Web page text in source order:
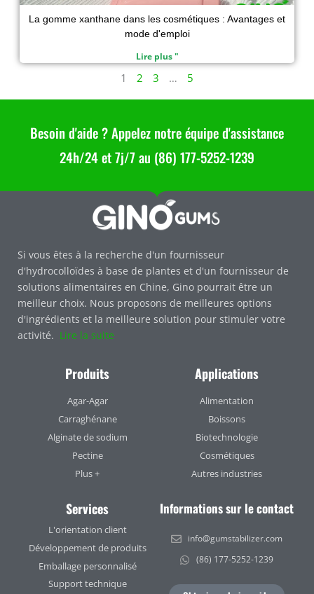
La gomme xanthane dans les cosmétiques : Avantages et
mode d'emploi
Lire plus "
1 2 3 … 5
Besoin d'aide ? Appelez notre équipe d'assistance
24h/24 et 7j/7 au (86) 177-5252-1239
Si vous êtes à la recherche d'un fournisseur
d'hydrocolloïdes à base de plantes et d'un fournisseur de
solutions alimentaires en Chine, Gino pourrait être un
meilleur choix. Nous proposons de meilleures options
d'ingrédients et la meilleure solution pour stimuler votre
activité. Lire la suite
Produits
Agar-Agar
Carraghénane
Alginate de sodium
Pectine
Plus +
Applications
Alimentation
Boissons
Biotechnologie
Cosmétiques
Autres industries
Services
L'orientation client
Développement de produits
Emballage personnalisé
Support technique
Informations sur le contact
info@gumstabilizer.com
(86) 177-5252-1239